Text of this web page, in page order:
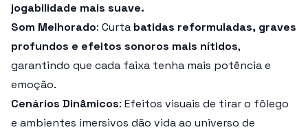
jogabilidade mais suave.
Som Melhorado: Curta batidas reformuladas, graves
profundos e efeitos sonoros mais nítidos,
garantindo que cada faixa tenha mais potência e
emoção.
Cenários Dinâmicos: Efeitos visuais de tirar o fôlego
e ambientes imersivos dão vida ao universo de